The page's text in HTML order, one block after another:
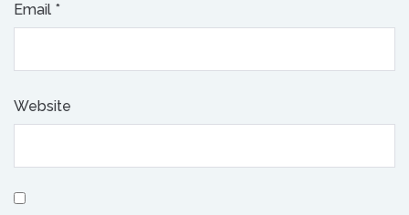
Email *
Website